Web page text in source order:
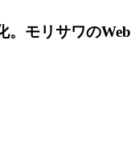
。モリサワのWeb